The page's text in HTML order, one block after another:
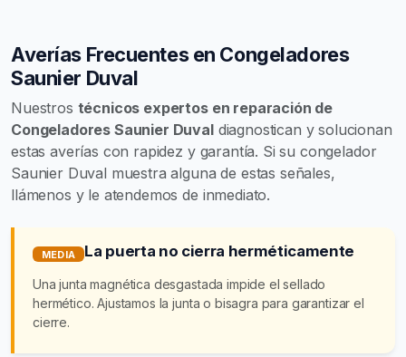
Averías Frecuentes en Congeladores
Saunier Duval
Nuestros técnicos expertos en reparación de
Congeladores Saunier Duvaldiagnostican y solucionan
estas averías con rapidez y garantía. Si su congelador
Saunier Duval muestra alguna de estas señales,
llámenos y le atendemos de inmediato.
MEDIA La puerta no cierra herméticamente
Una junta magnética desgastada impide el sellado
hermético. Ajustamos la junta o bisagra para garantizar el
cierre.